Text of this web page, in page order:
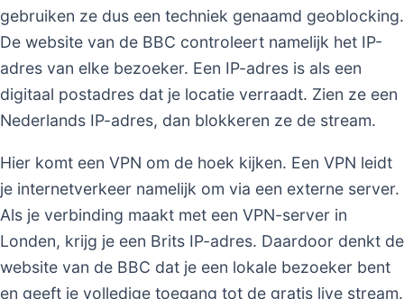
gebruiken ze dus een techniek genaamd geoblocking.
De website van de BBC controleert namelijk het IP-
adres van elke bezoeker. Een IP-adres is als een
digitaal postadres dat je locatie verraadt. Zien ze een
Nederlands IP-adres, dan blokkeren ze de stream.
Hier komt een VPN om de hoek kijken. Een VPN leidt
je internetverkeer namelijk om via een externe server.
Als je verbinding maakt met een VPN-server in
Londen, krijg je een Brits IP-adres. Daardoor denkt de
website van de BBC dat je een lokale bezoeker bent
en geeft je volledige toegang tot de gratis live stream.